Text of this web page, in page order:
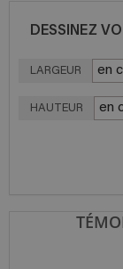
DESSINEZ
LARGEUR
HAUTEUR